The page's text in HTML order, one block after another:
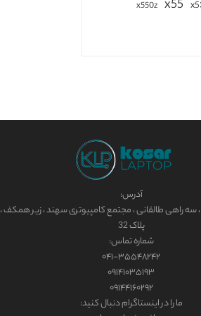
x55
x550z
آدرس:
، سه راهی طالقانی ، مجتمع کامپیوتری سهند ، زیر همکف ،
پلاک 32
شماره تماس:
۰۴۱-۳۵۵۴۸۲۴۲
۰۹۱۴۱۰۳۵۱۹۳
۰۹۱۴۴۱۶۰۲۹۲
ما را در اینستاگرام دنبال کنید: